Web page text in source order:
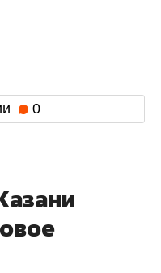
0